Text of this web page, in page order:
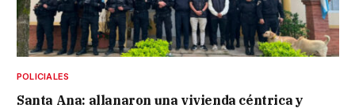
POLICIALES
Santa Ana: allanaron una vivienda céntrica y